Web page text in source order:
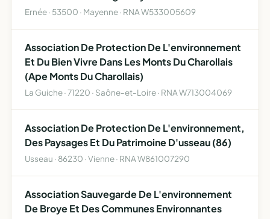
Ernée · 53500 · Mayenne · RNA W533005609
Association De Protection De L'environnement
Et Du Bien Vivre Dans Les Monts Du Charollais
(Ape Monts Du Charollais)
La Guiche · 71220 · Saône-et-Loire · RNA W713004069
Association De Protection De L'environnement,
Des Paysages Et Du Patrimoine D'usseau (86)
Usseau · 86230 · Vienne · RNA W861007290
Association Sauvegarde De L'environnement
De Broye Et Des Communes Environnantes